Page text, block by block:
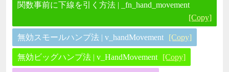
関数事前に下線を引く方法 | _fn_hand_movement
[Copy]
無効スモールハンプ法 | v_handMovement [Copy]
無効ビッグハンプ法 | v_HandMovement [Copy]